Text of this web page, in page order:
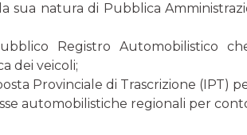
sua natura di Pubblica
Registro Automobilistico
dei veicoli;
Provinciale di Trascrizione (IPT)
automobilistiche regionali per